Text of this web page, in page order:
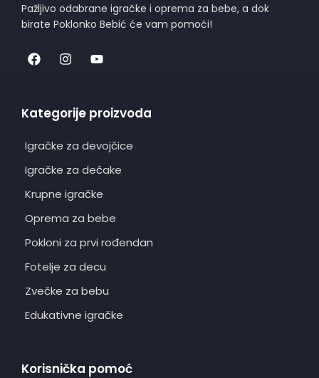
Pažljivo odabrane igračke i oprema za bebe, a dok
birate Poklonko Bebić će vam pomoći!
Kategorije proizvoda
Igračke za devojčice
Igračke za dečake
Krupne igračke
Oprema za bebe
Pokloni za prvi rođendan
Fotelje za decu
Zvečke za bebu
Edukativne igračke
Korisnička pomoć